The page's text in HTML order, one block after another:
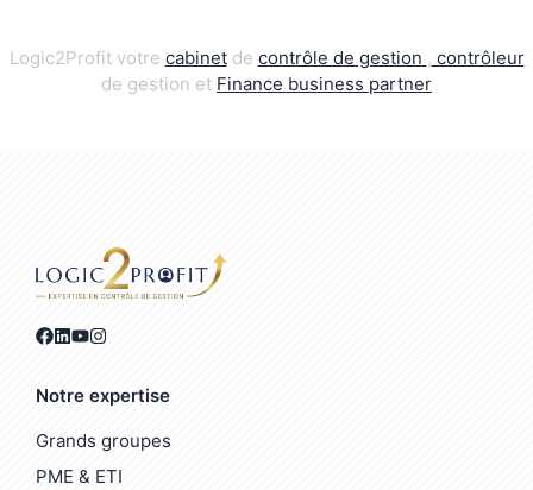
Logic2Profit votre cabinetde contrôle de gestion , contrôleur
de gestion et Finance business partner
Notre expertise
Grands groupes
PME & ETI